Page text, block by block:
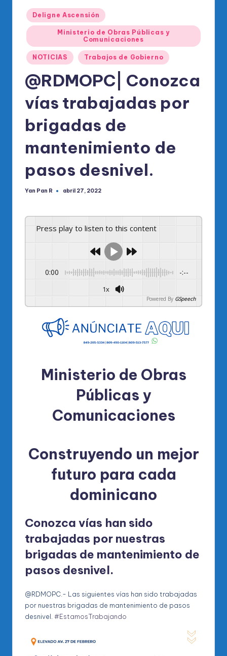
di
fi
ci
al
el
R
Publicado
en
Deligne Ascensión
Ministerio de Obras Públicas y
Comunicaciones
NOTICIAS Trabajos de Gobierno
@RDMOPC| Conozca
vías trabajadas por
brigadas de
mantenimiento de
pasos desnivel.
Publicado
Yan Pan R abril 27, 2022
Press play to listen to this content
0:00 -:--
1x
Powered By GSpeech
Ministerio de Obras
Públicas y
Comunicaciones
Construyendo un mejor
futuro para cada
dominicano
Conozca vías han sido
trabajadas por nuestras
brigadas de mantenimiento de
pasos desnivel.
@RDMOPC.- Las siguientes vías han sido trabajadas
por nuestras brigadas de mantenimiento de pasos
desnivel. #EstamosTrabajando